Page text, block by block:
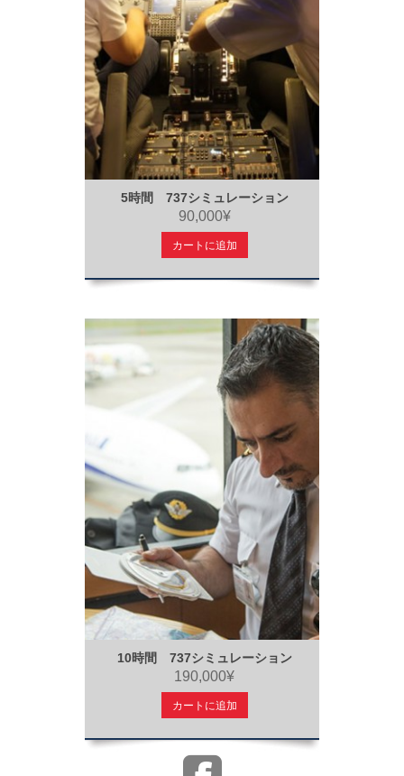
5時間 737シミュレーション
90,000¥
カートに追加
10時間 737シミュレーション
190,000¥
カートに追加